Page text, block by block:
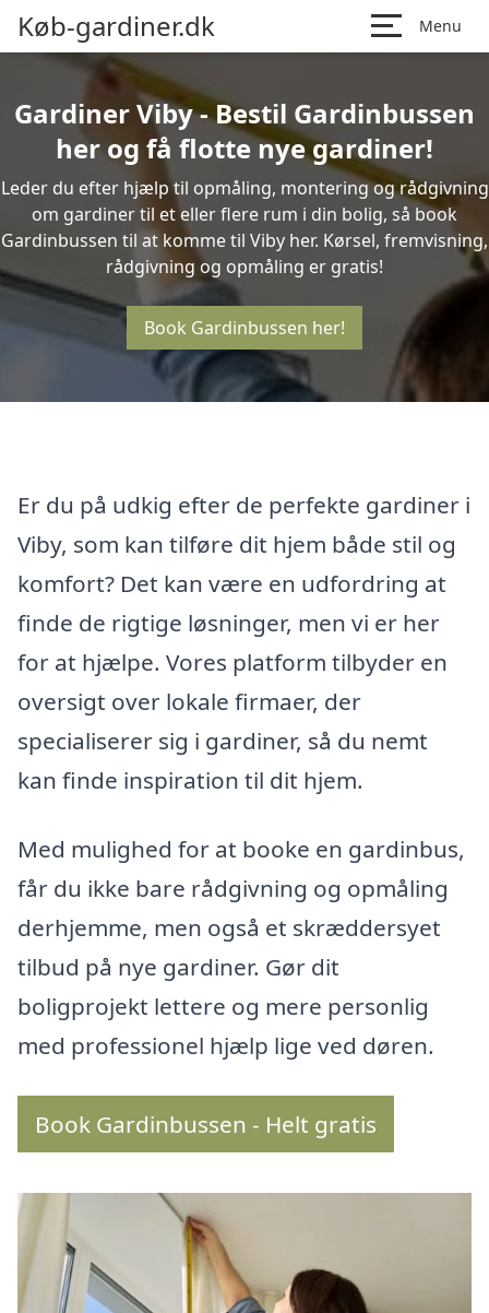
Køb-gardiner.dk Menu
Gardiner Viby - Bestil Gardinbussen
her og få flotte nye gardiner!
Leder du efter hjælp til opmåling, montering og rådgivning
om gardiner til et eller flere rum i din bolig, så book
Gardinbussen til at komme til Viby her. Kørsel, fremvisning,
rådgivning og opmåling er gratis!
Book Gardinbussen her!
Er du på udkig efter de perfekte gardiner i
Viby, som kan tilføre dit hjem både stil og
komfort? Det kan være en udfordring at
finde de rigtige løsninger, men vi er her
for at hjælpe. Vores platform tilbyder en
oversigt over lokale firmaer, der
specialiserer sig i gardiner, så du nemt
kan finde inspiration til dit hjem.
Med mulighed for at booke en gardinbus,
får du ikke bare rådgivning og opmåling
derhjemme, men også et skræddersyet
tilbud på nye gardiner. Gør dit
boligprojekt lettere og mere personlig
med professionel hjælp lige ved døren.
Book Gardinbussen - Helt gratis